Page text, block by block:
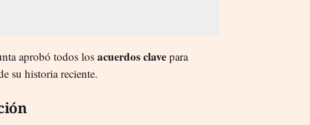
aprobó todos los acuerdos clave para
su historia reciente.